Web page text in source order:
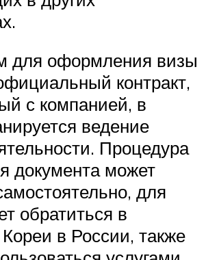
для оформления визы
контракт,
с компанией, в
ведение
Процедура
документа может
для
обратиться в
в России, также